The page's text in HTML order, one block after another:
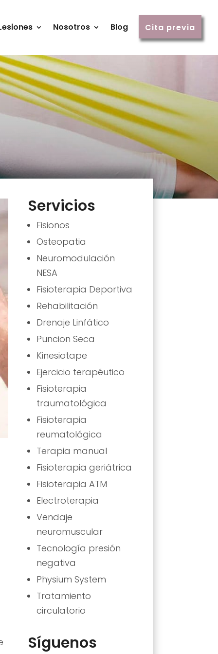
Nosotros Blog Cita previa
Servicios
Fisionos
Osteopatia
Neuromodulación
NESA
Fisioterapia Deportiva
Rehabilitación
Drenaje Linfático
Puncion Seca
Kinesiotape
Ejercicio terapéutico
Fisioterapia
traumatológica
Fisioterapia
reumatológica
Terapia manual
Fisioterapia geriátrica
Fisioterapia ATM
Electroterapia
Vendaje
neuromuscular
Tecnología presión
negativa
Physium System
Tratamiento
circulatorio
Síguenos